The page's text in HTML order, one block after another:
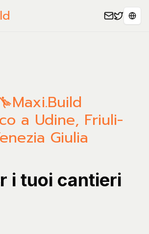
Maxi.Build
a Udine, Friuli-
Giulia
i tuoi cantieri